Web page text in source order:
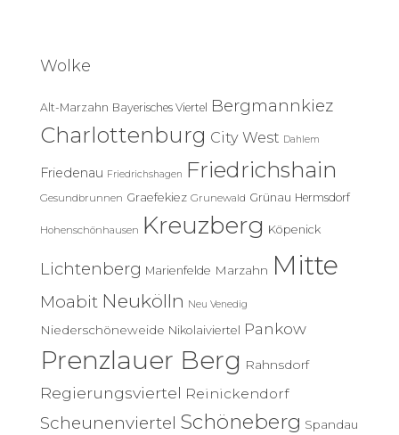
n
a
c
:
Wolke
Alt-Marzahn Bayerisches Viertel Bergmannkiez
Charlottenburg City West Dahlem
Friedenau Friedrichshagen Friedrichshain
Gesundbrunnen Graefekiez Grunewald Grünau Hermsdorf
Hohenschönhausen Kreuzberg Köpenick
Lichtenberg Marienfelde Marzahn Mitte
Moabit Neukölln Neu Venedig
Niederschöneweide Nikolaiviertel Pankow
Prenzlauer Berg Rahnsdorf
Regierungsviertel Reinickendorf
Scheunenviertel Schöneberg Spandau